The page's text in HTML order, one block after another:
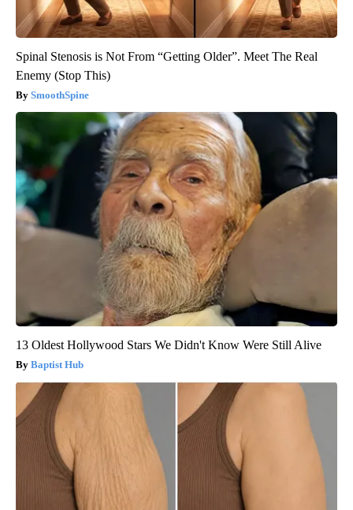
Spinal Stenosis is Not From “Getting Older”. Meet The Real
Enemy (Stop This)
SmoothSpine
13 Oldest Hollywood Stars We Didn't Know Were Still Alive
Baptist Hub